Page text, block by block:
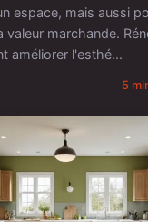
espace, mais aussi
valeur marchande.
améliorer l'esthé...
5